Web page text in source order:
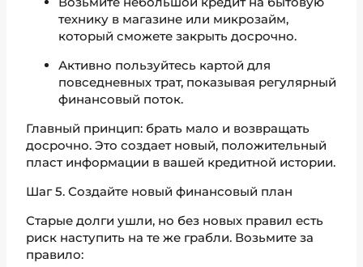
технику в магазине или микрозайм,
который сможете закрыть досрочно.
Активно пользуйтесь картой для
повседневных трат, показывая регулярный
финансовый поток.
Главный принцип: брать мало и возвращать
досрочно. Это создает новый, положительный
пласт информации в вашей кредитной истории.
Шаг 5. Создайте новый финансовый план
Старые долги ушли, но без новых правил есть
риск наступить на те же грабли. Возьмите за
правило: